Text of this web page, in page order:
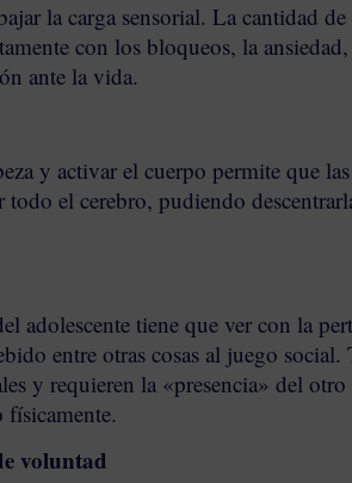
la carga sensorial. La cantidad
con los bloqueos, la
ante la vida.
y activar el cuerpo permite que
el cerebro, pudiendo
adolescente tiene que ver con la
entre otras cosas al juego social.
y requieren la «presencia» del
físicamente.
voluntad